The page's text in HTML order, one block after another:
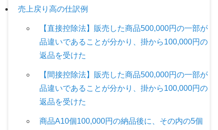
売上戻り高の仕訳例
【直接控除法】販売した商品500,000円の一部が
品違いであることが分かり、掛から100,000円の
返品を受けた
【間接控除法】販売した商品500,000円の一部が
品違いであることが分かり、掛から100,000円の
返品を受けた
商品A10個100,000円の納品後に、その内の5個